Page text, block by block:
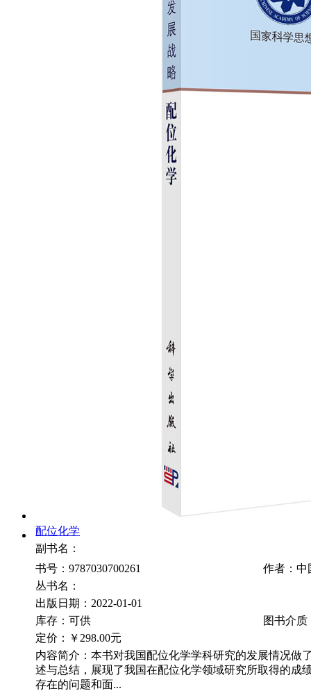
配位化学
副书名：
书号：9787030700261
作者：中
丛书名：
出版日期：2022-01-01
库存：可供
图书介质
定价：
￥298.00元
内容简介：本书对我国配位化学学科研究的发展情况做
述与总结，展现了我国在配位化学领域研究所取得的成
存在的问题和面...